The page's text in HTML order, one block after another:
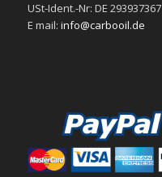
USt-Ident.-Nr: DE 293937367
E mail: info@carbooil.de